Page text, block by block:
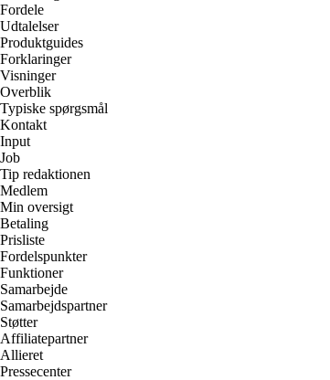
Fordele
Udtalelser
Produktguides
Forklaringer
Visninger
Overblik
Typiske spørgsmål
Kontakt
Input
Job
Tip redaktionen
Medlem
Min oversigt
Betaling
Prisliste
Fordelspunkter
Funktioner
Samarbejde
Samarbejdspartner
Støtter
Affiliatepartner
Allieret
Pressecenter